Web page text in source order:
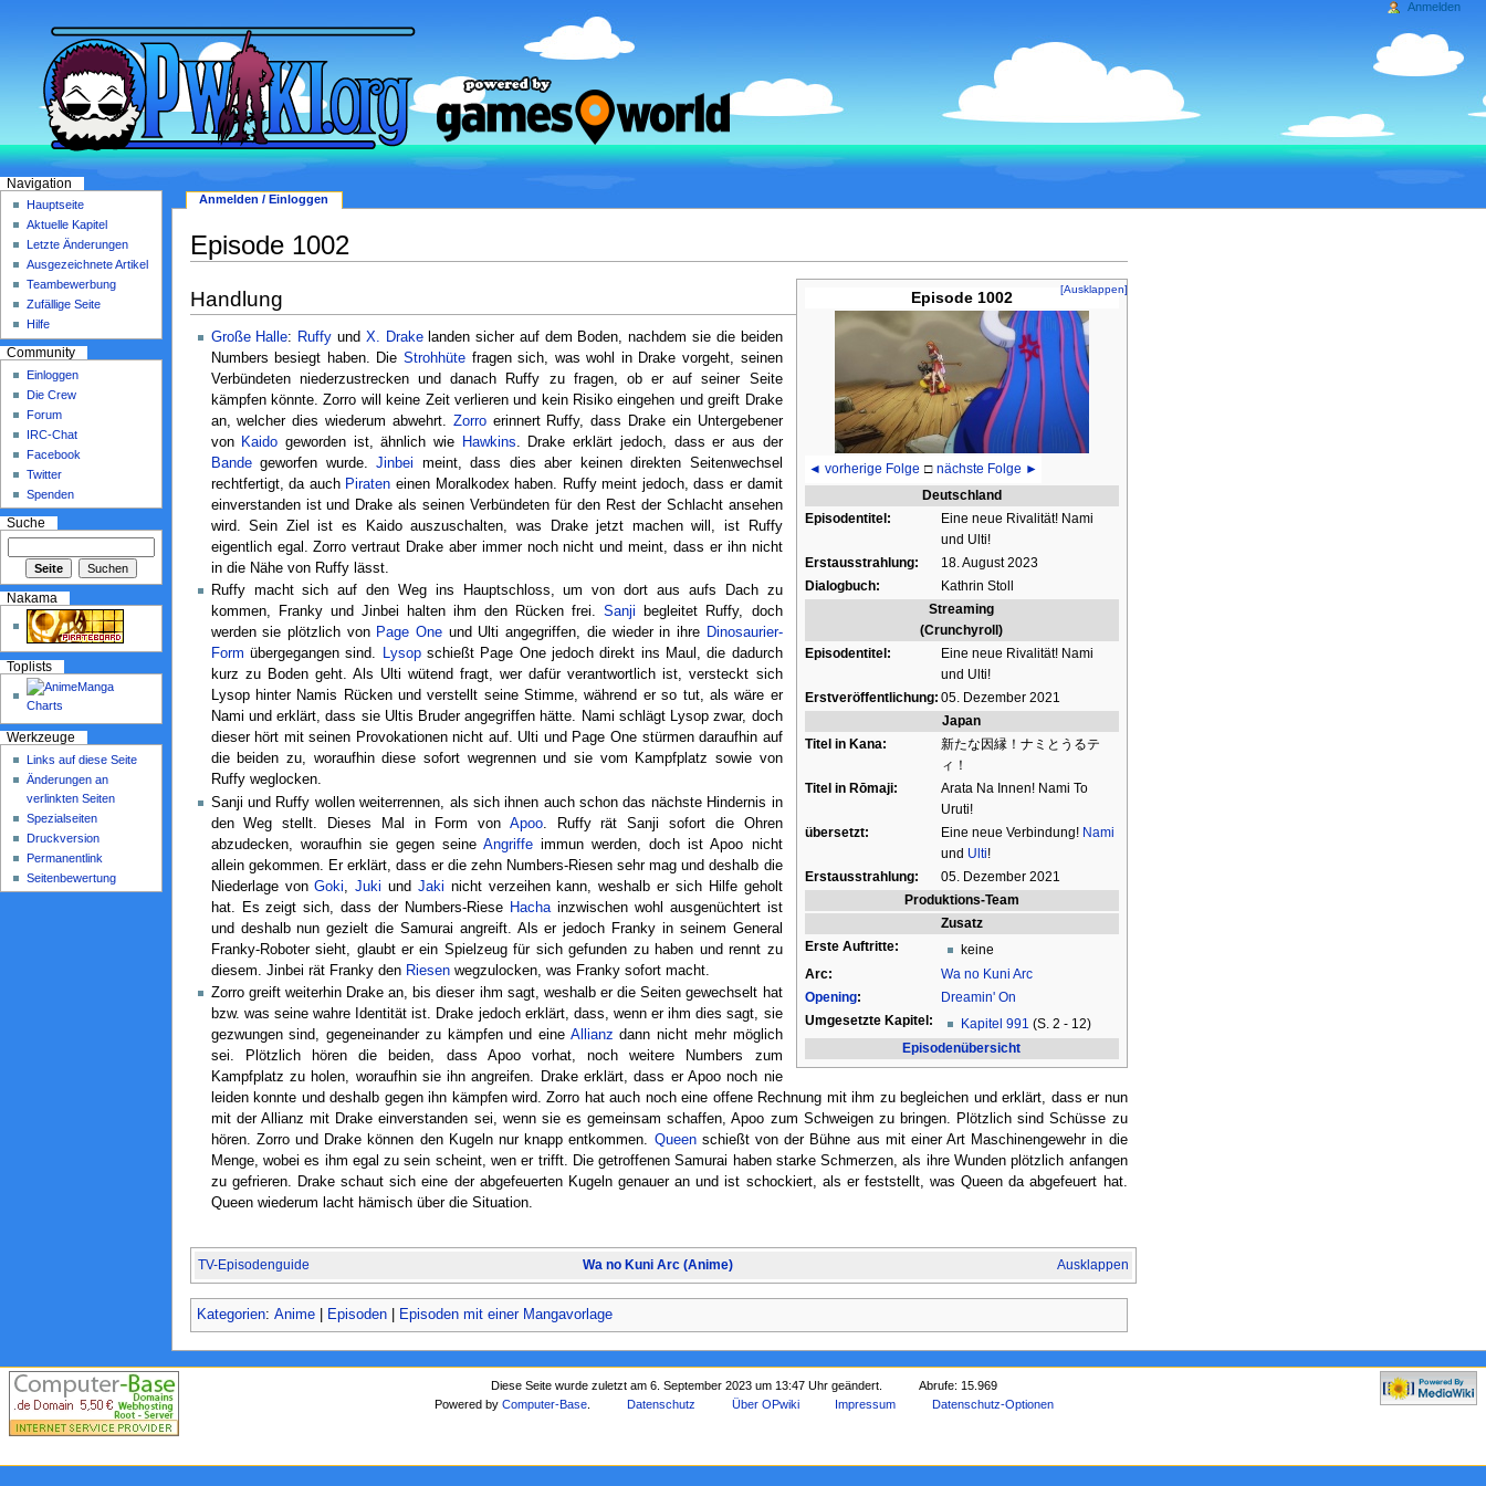
Episode 1002
Episode 1002
◄ vorherige Folge □ nächste Folge ►
Deutschland
Episodentitel:
Eine neue Rivalität! Nami
und Ulti!
Erstausstrahlung:
18. August 2023
Dialogbuch:
Kathrin Stoll
Streaming
(Crunchyroll)
Episodentitel:
Eine neue Rivalität! Nami
und Ulti!
Erstveröffentlichung: 05. Dezember 2021
Japan
Titel in Kana:
新たな因縁！ナミとうるテ
ィ！
Titel in Rōmaji:
Arata Na Innen! Nami To
Uruti!
übersetzt:
Eine neue Verbindung! Nami
und Ulti!
Erstausstrahlung:
05. Dezember 2021
Produktions-Team
[Ausklappen]
Zusatz
Erste Auftritte:
keine
Arc:
Wa no Kuni Arc
Opening:
Dreamin' On
Umgesetzte Kapitel:
Kapitel 991 (S. 2 - 12)
Episodenübersicht
Handlung
Große Halle: Ruffy und X. Drakelanden sicher auf dem Boden, nachdem sie die beiden
Numbers besiegt haben. Die Strohhütefragen sich, was wohl in Drake vorgeht, seinen
Verbündeten niederzustrecken und danach Ruffy zu fragen, ob er auf seiner Seite
kämpfen könnte. Zorro will keine Zeit verlieren und kein Risiko eingehen und greift Drake
an, welcher dies wiederum abwehrt. Zorroerinnert Ruffy, dass Drake ein Untergebener
von Kaido geworden ist, ähnlich wie Hawkins. Drake erklärt jedoch, dass er aus der
Bandegeworfen wurde.Jinbei meint, dass dies aber keinen direkten Seitenwechsel
rechtfertigt, da auch Piraten einen Moralkodex haben. Ruffy meint jedoch, dass er damit
einverstanden ist und Drake als seinen Verbündeten für den Rest der Schlacht ansehen
wird. Sein Ziel ist es Kaido auszuschalten, was Drake jetzt machen will, ist Ruffy
eigentlich egal. Zorro vertraut Drake aber immer noch nicht und meint, dass er ihn nicht
in die Nähe von Ruffy lässt.
Ruffy macht sich auf den Weg ins Hauptschloss, um von dort aus aufs Dach zu
kommen, Franky und Jinbei halten ihm den Rücken frei.Sanji begleitet Ruffy, doch
werden sie plötzlich von Page One und Ulti angegriffen, die wieder in ihre Dinosaurier-
Form übergegangen sind. Lysopschießt Page One jedoch direkt ins Maul, die dadurch
kurz zu Boden geht. Als Ulti wütend fragt, wer dafür verantwortlich ist, versteckt sich
Lysop hinter Namis Rücken und verstellt seine Stimme, während er so tut, als wäre er
Nami und erklärt, dass sie Ultis Bruder angegriffen hätte. Nami schlägt Lysop zwar, doch
dieser hört mit seinen Provokationen nicht auf. Ulti und Page One stürmen daraufhin auf
die beiden zu, woraufhin diese sofort wegrennen und sie vom Kampfplatz sowie von
Ruffy weglocken.
Sanji und Ruffy wollen weiterrennen, als sich ihnen auch schon das nächste Hindernis in
den Weg stellt. Dieses Mal in Form von Apoo. Ruffy rät Sanji sofort die Ohren
abzudecken, woraufhin sie gegen seineAngriffe immun werden, doch ist Apoo nicht
allein gekommen. Er erklärt, dass er die zehn Numbers-Riesen sehr mag und deshalb die
Niederlage vonGoki ,Juki und Jaki nicht verzeihen kann, weshalb er sich Hilfe geholt
hat. Es zeigt sich, dass der Numbers-Riese Hachainzwischen wohl ausgenüchtert ist
und deshalb nun gezielt die Samurai angreift. Als er jedoch Franky in seinem General
Franky-Roboter sieht, glaubt er ein Spielzeug für sich gefunden zu haben und rennt zu
diesem. Jinbei rät Franky den Riesenwegzulocken, was Franky sofort macht.
Zorro greift weiterhin Drake an, bis dieser ihm sagt, weshalb er die Seiten gewechselt hat
bzw. was seine wahre Identität ist. Drake jedoch erklärt, dass, wenn er ihm dies sagt, sie
gezwungen sind, gegeneinander zu kämpfen und eine Allianz dann nicht mehr möglich
sei. Plötzlich hören die beiden, dass Apoo vorhat, noch weitere Numbers zum
Kampfplatz zu holen, woraufhin sie ihn angreifen. Drake erklärt, dass er Apoo noch nie
leiden konnte und deshalb gegen ihn kämpfen wird. Zorro hat auch noch eine offene Rechnung mit ihm zu begleichen und erklärt, dass er nun
mit der Allianz mit Drake einverstanden sei, wenn sie es gemeinsam schaffen, Apoo zum Schweigen zu bringen. Plötzlich sind Schüsse zu
hören. Zorro und Drake können den Kugeln nur knapp entkommen. Queenschießt von der Bühne aus mit einer Art Maschinengewehr in die
Menge, wobei es ihm egal zu sein scheint, wen er trifft. Die getroffenen Samurai haben starke Schmerzen, als ihre Wunden plötzlich anfangen
zu gefrieren. Drake schaut sich eine der abgefeuerten Kugeln genauer an und ist schockiert, als er feststellt, was Queen da abgefeuert hat.
Queen wiederum lacht hämisch über die Situation.
TV-Episodenguide Wa no Kuni Arc (Anime) Ausklappen
Kategorien: Anime| Episoden| Episoden mit einer Mangavorlage
Anmelden / Einloggen
Anmelden
Navigation
Hauptseite
Aktuelle Kapitel
Letzte Änderungen
Ausgezeichnete Artikel
Teambewerbung
Zufällige Seite
Hilfe
Community
Einloggen
Die Crew
Forum
IRC-Chat
Facebook
Twitter
Spenden
Suche
Nakama
Toplists
Werkzeuge
Links auf diese Seite
Änderungen an
verlinkten Seiten
Spezialseiten
Druckversion
Permanentlink
Seitenbewertung
Diese Seite wurde zuletzt am 6. September 2023 um 13:47 Uhr geändert.
Abrufe: 15.969
Powered byComputer-Base Datenschutz Über OPwiki Impressum Datenschutz-Optionen